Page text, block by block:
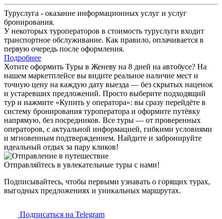
Туруслуга - оказание информационных услуг и услуг
бронирования.
У некоторых туроператоров в стоимость туруслуги входит
транспортное обслуживание. Как правило, оплачивается в
первую очередь после оформления.
Подробнее
Хотите оформить Туры в Женеву на 8 дней на автобусе? На
нашем маркетплейсе вы видите реальное наличие мест и
точную цену на каждую дату выезда — без скрытых наценок
и устаревших предложений. Просто выберите подходящий
тур и нажмите «Купить у оператора»: вы сразу перейдёте в
систему бронирования туроператора и оформите путёвку
напрямую, без посредников. Все туры — от проверенных
операторов, с актуальной информацией, гибкими условиями
и мгновенным подтверждением. Найдите и забронируйте
идеальный отдых за пару кликов!
Отправляйтесь в увлекательные туры с нами!
Подписывайтесь, чтобы первыми узнавать о горящих турах,
выгодных предложениях и уникальных маршрутах.
Подписаться на Telegram